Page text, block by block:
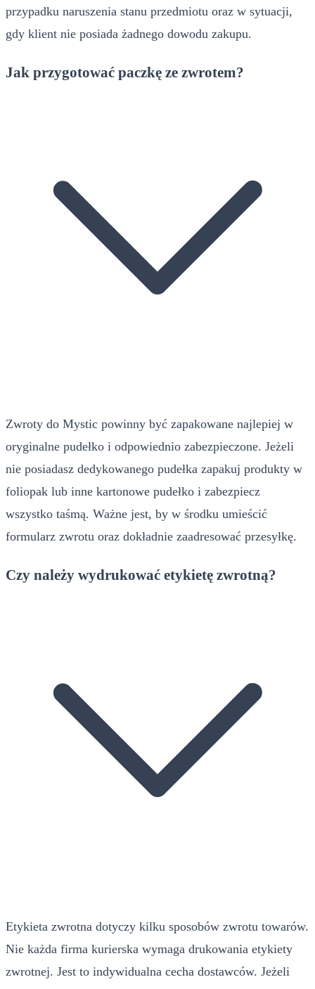
przypadku naruszenia stanu przedmiotu oraz w sytuacji,
gdy klient nie posiada żadnego dowodu zakupu.
Jak przygotować paczkę ze zwrotem?
Zwroty do Mystic powinny być zapakowane najlepiej w
oryginalne pudełko i odpowiednio zabezpieczone. Jeżeli
nie posiadasz dedykowanego pudełka zapakuj produkty w
foliopak lub inne kartonowe pudełko i zabezpiecz
wszystko taśmą. Ważne jest, by w środku umieścić
formularz zwrotu oraz dokładnie zaadresować przesyłkę.
Czy należy wydrukować etykietę zwrotną?
Etykieta zwrotna dotyczy kilku sposobów zwrotu towarów.
Nie każda firma kurierska wymaga drukowania etykiety
zwrotnej. Jest to indywidualna cecha dostawców. Jeżeli